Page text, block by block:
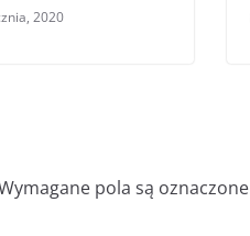
2020
pola są oznaczone